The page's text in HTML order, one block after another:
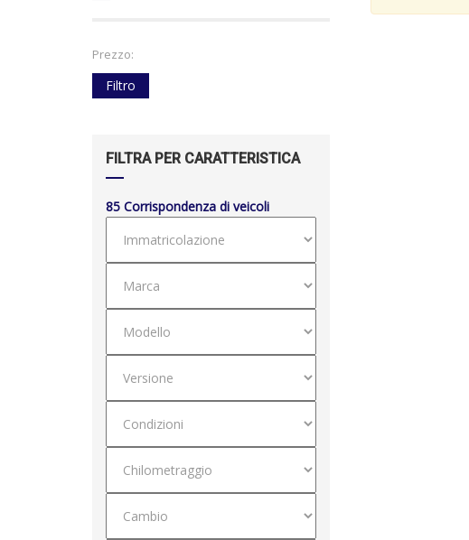
Prezzo:
Filtro
FILTRA PER CARATTERISTICA
85 Corrispondenza di veicoli